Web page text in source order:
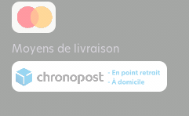
Moyens de livraison